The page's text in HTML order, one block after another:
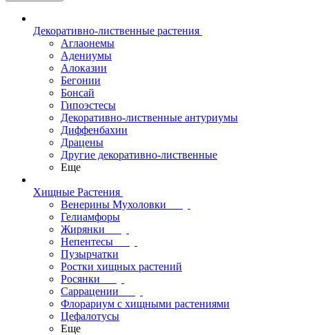
Декоративно-лиственные растения
Аглаонемы
Адениумы
Алоказии
Бегонии
Бонсай
Гипоэстесы
Декоративно-лиственные антуриумы
Диффенбахии
Драцены
Другие декоративно-лиственные
Еще
Хищные Растения
Венерины Мухоловки
Гелиамфоры
Жирянки
Непентесы
Пузырчатки
Ростки хищных растений
Росянки
Саррацении
Флорариум с хищными растениями
Цефалотусы
Еще